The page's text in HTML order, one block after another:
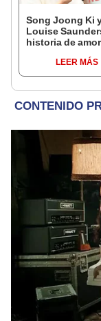
Song Joong Ki
Louise
historia de
idiomaLEER MÁS